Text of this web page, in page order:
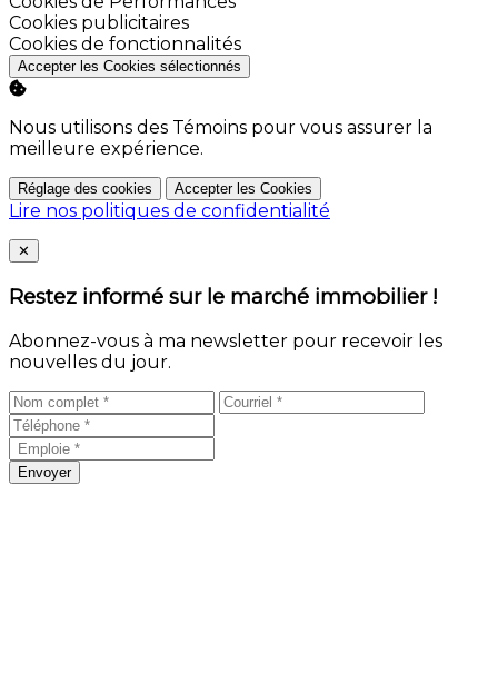
Activer
Cookies publicitaires
Activer
Cookies de fonctionnalités
Accepter les Cookies sélectionnés
Nous utilisons des Témoins pour vous assurer la
meilleure expérience.
Réglage des cookies Accepter les Cookies
Lire nos politiques de confidentialité
Close
✕
Restez informé sur le marché immobilier !
Abonnez-vous à ma newsletter pour recevoir les
nouvelles du jour.
Envoyer